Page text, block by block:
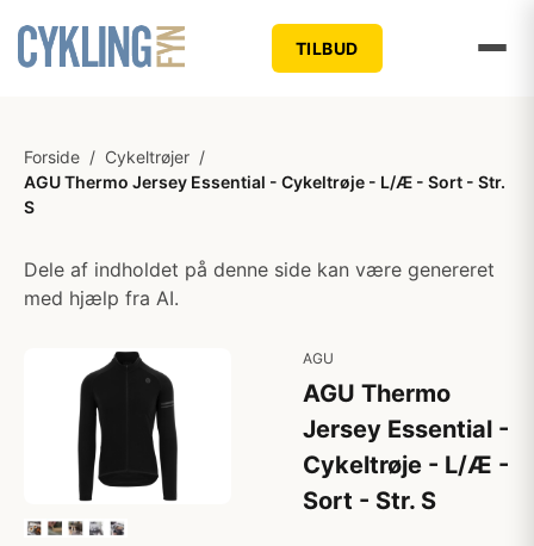
TILBUD
Forside / Cykeltrøjer /
AGU Thermo Jersey Essential - Cykeltrøje - L/Æ - Sort - Str.
S
Dele af indholdet på denne side kan være genereret
med hjælp fra AI.
AGU
AGU Thermo
Jersey Essential -
Cykeltrøje - L/Æ -
Sort - Str. S